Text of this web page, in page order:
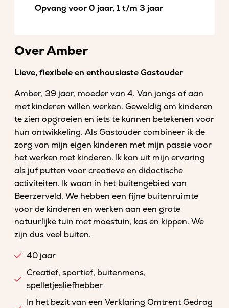
Opvang voor 0 jaar, 1 t/m 3 jaar
Over Amber
Lieve, flexibele en enthousiaste Gastouder
Amber, 39 jaar, moeder van 4. Van jongs af aan
met kinderen willen werken. Geweldig om kinderen
te zien opgroeien en iets te kunnen betekenen voor
hun ontwikkeling. Als Gastouder combineer ik de
zorg van mijn eigen kinderen met mijn passie voor
het werken met kinderen. Ik kan uit mijn ervaring
als juf putten voor creatieve en didactische
activiteiten. Ik woon in het buitengebied van
Beerzerveld. We hebben een fijne buitenruimte
voor de kinderen en werken aan een grote
natuurlijke tuin met moestuin, kas en kippen. We
zijn dus veel buiten.
40 jaar
Creatief, sportief, buitenmens,
spelletjesliefhebber
In het bezit van een Verklaring Omtrent Gedrag